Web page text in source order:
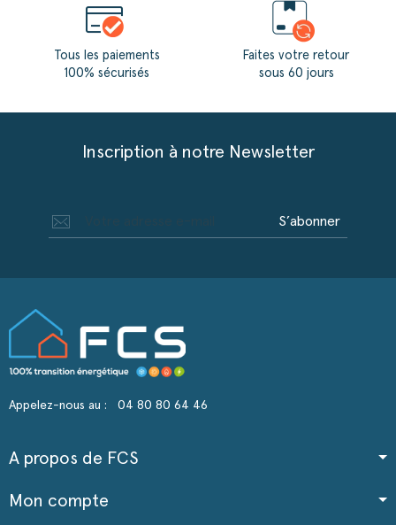
Tous les paiements
100% sécurisés
Faites votre retour
sous 60 jours
Inscription à notre Newsletter
S’abonner
Appelez-nous au : 04 80 80 64 46
A propos de FCS
Mon compte